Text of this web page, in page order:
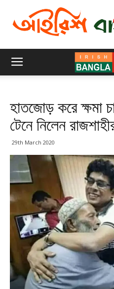
হাতজোড় করে ক্ষমা
টেনে নিলেন
29th March 2020